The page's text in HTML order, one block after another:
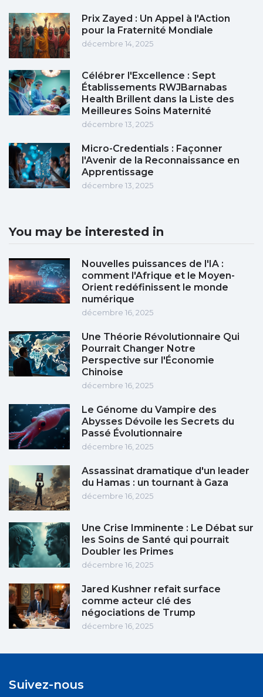
Prix Zayed : Un Appel à l'Action
pour la Fraternité Mondiale
décembre 14, 2025
Célébrer l'Excellence : Sept
Établissements RWJBarnabas
Health Brillent dans la Liste des
Meilleures Soins Maternité
décembre 13, 2025
Micro-Credentials : Façonner
l'Avenir de la Reconnaissance en
Apprentissage
décembre 13, 2025
You may be interested in
Nouvelles puissances de l'IA :
comment l'Afrique et le Moyen-
Orient redéfinissent le monde
numérique
décembre 16, 2025
Une Théorie Révolutionnaire Qui
Pourrait Changer Notre
Perspective sur l'Économie
Chinoise
décembre 16, 2025
Le Génome du Vampire des
Abysses Dévoile les Secrets du
Passé Évolutionnaire
décembre 16, 2025
Assassinat dramatique d'un leader
du Hamas : un tournant à Gaza
décembre 16, 2025
Une Crise Imminente : Le Débat sur
les Soins de Santé qui pourrait
Doubler les Primes
décembre 16, 2025
Jared Kushner refait surface
comme acteur clé des
négociations de Trump
décembre 16, 2025
Suivez-nous